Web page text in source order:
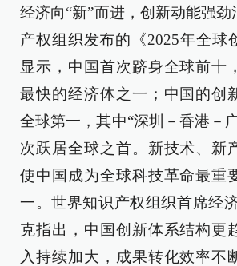
经济向“新”而进，创新动能强
产权组织发布的《2025年全球
显示，中国首次跻身全球前十
最快的经济体之一；中国的创
全球第一，其中“深圳－香港－
次跃居全球之首。新技术、新
使中国成为全球科技革命最重
一。世界知识产权组织首席经
克指出，中国创新体系结构更
入持续加大，成果转化效率不